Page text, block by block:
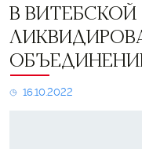
В
Витебской
области
ликвидировано
общественное
объединение
литовцев
В
16.10.2022